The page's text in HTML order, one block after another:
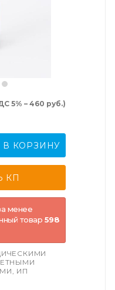
5% – 460 руб.)
В КОРЗИНУ
менее
товар 598
ИП